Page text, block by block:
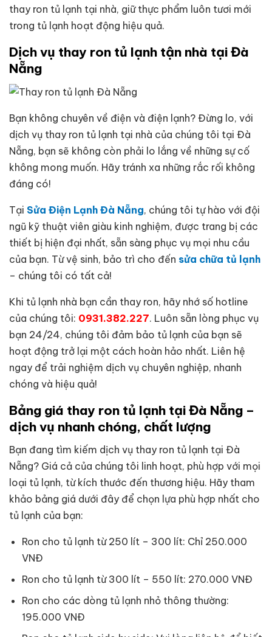
thay ron tủ lạnh tại nhà, giữ thực phẩm luôn tươi mới
trong tủ lạnh hoạt động hiệu quả.
Dịch vụ thay ron tủ lạnh tận nhà tại Đà
Nẵng
Bạn không chuyên về điện và điện lạnh? Đừng lo, với
dịch vụ thay ron tủ lạnh tại nhà của chúng tôi tại Đà
Nẵng, bạn sẽ không còn phải lo lắng về những sự cố
không mong muốn. Hãy tránh xa những rắc rối không
đáng có!
Tại Sửa Điện Lạnh Đà Nẵng, chúng tôi tự hào với đội
ngũ kỹ thuật viên giàu kinh nghiệm, được trang bị các
thiết bị hiện đại nhất, sẵn sàng phục vụ mọi nhu cầu
của bạn. Từ vệ sinh, bảo trì cho đến sửa chữa tủ lạnh
– chúng tôi có tất cả!
Khi tủ lạnh nhà bạn cần thay ron, hãy nhớ số hotline
của chúng tôi: 0931.382.227. Luôn sẵn lòng phục vụ
bạn 24/24, chúng tôi đảm bảo tủ lạnh của bạn sẽ
hoạt động trở lại một cách hoàn hảo nhất. Liên hệ
ngay để trải nghiệm dịch vụ chuyên nghiệp, nhanh
chóng và hiệu quả!
Bảng giá thay ron tủ lạnh tại Đà Nẵng –
dịch vụ nhanh chóng, chất lượng
Bạn đang tìm kiếm dịch vụ thay ron tủ lạnh tại Đà
Nẵng? Giá cả của chúng tôi linh hoạt, phù hợp với mọi
loại tủ lạnh, từ kích thước đến thương hiệu. Hãy tham
khảo bảng giá dưới đây để chọn lựa phù hợp nhất cho
tủ lạnh của bạn:
Ron cho tủ lạnh từ 250 lít – 300 lít: Chỉ 250.000
VNĐ
Ron cho tủ lạnh từ 300 lít – 550 lít: 270.000 VNĐ
Ron cho các dòng tủ lạnh nhỏ thông thường:
195.000 VNĐ